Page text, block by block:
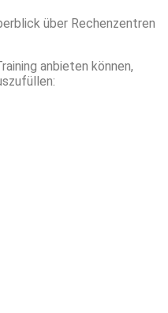
über Rechenzentren
anbieten können,